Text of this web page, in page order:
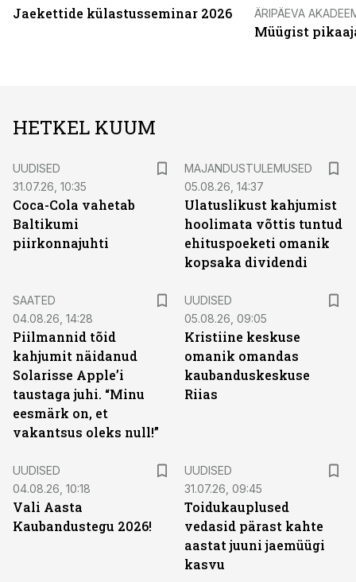
Jaekettide külastusseminar 2026 ÄRIPÄEVA
Müügist
HETKEL KUUM
UUDISED
31.07.26, 10:35
Coca-Cola vahetab
Baltikumi
piirkonnajuhti
MAJANDUSTULEMUSED
05.08.26, 14:37
Ulatuslikust kahjumist
hoolimata võttis tuntud
ehituspoeketi omanik
kopsaka dividendi
SAATED
04.08.26, 14:28
Piilmannid tõid
kahjumit näidanud
Solarisse Apple’i
taustaga juhi. “Minu
eesmärk on, et
vakantsus oleks null!”
UUDISED
05.08.26, 09:05
Kristiine keskuse
omanik omandas
kaubanduskeskuse
Riias
UUDISED
04.08.26, 10:18
Vali Aasta
Kaubandustegu 2026!
UUDISED
31.07.26, 09:45
Toidukauplused
vedasid pärast kahte
aastat juuni jaemüügi
kasvu